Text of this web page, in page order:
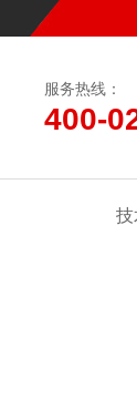
服务热线：
400-
技